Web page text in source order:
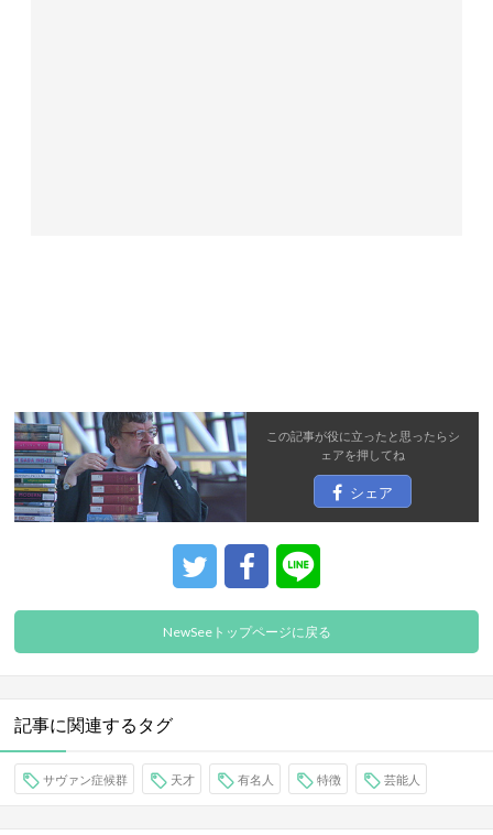
この記事が役に立ったと思ったらシ
ェアを押してね
シェア
NewSeeトップページに戻る
記事に関連するタグ
サヴァン症候群 天才 有名人 特徴 芸能人